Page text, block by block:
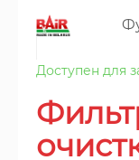
Доступен для